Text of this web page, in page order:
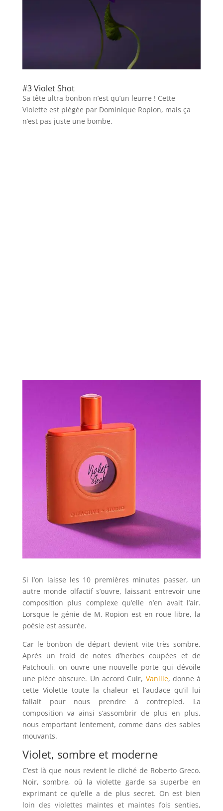
#3 Violet Shot
Sa tête ultra bonbon n’est qu’un leurre ! Cette
Violette est piégée par Dominique Ropion, mais ça
n’est pas juste une bombe.
Si l’on laisse les 10 premières minutes passer, un
autre monde olfactif s’ouvre, laissant entrevoir une
composition plus complexe qu’elle n’en avait l’air.
Lorsque le génie de M. Ropion est en roue libre, la
poésie est assurée.
Car le bonbon de départ devient vite très sombre.
Après un froid de notes d’herbes coupées et de
Patchouli, on ouvre une nouvelle porte qui dévoile
une pièce obscure. Un accord Cuir, Vanille, donne à
cette Violette toute la chaleur et l’audace qu’il lui
fallait pour nous prendre à contrepied. La
composition va ainsi s’assombrir de plus en plus,
nous emportant lentement, comme dans des sables
mouvants.
Violet, sombre et moderne
C’est là que nous revient le cliché de Roberto Greco.
Noir, sombre, où la violette garde sa superbe en
exprimant ce qu’elle a de plus secret. On est bien
loin des violettes maintes et maintes fois senties,